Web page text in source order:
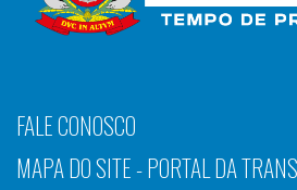
FALE CONOSCO
MAPA DO SITE - PORTAL DA